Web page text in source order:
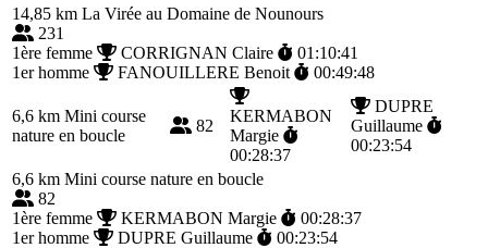
14,85 km La Virée au Domaine de Nounours
231
1ère femme
CORRIGNAN Claire
01:10:41
1er homme
FANOUILLERE Benoit 00:49:48
6,6 km Mini course
nature en boucle
82
KERMABON
Margie
00:28:37
DUPRE
Guillaume
00:23:54
6,6 km Mini course nature en boucle
82
1ère femme
KERMABON Margie
00:28:37
1er homme
DUPRE Guillaume 00:23:54